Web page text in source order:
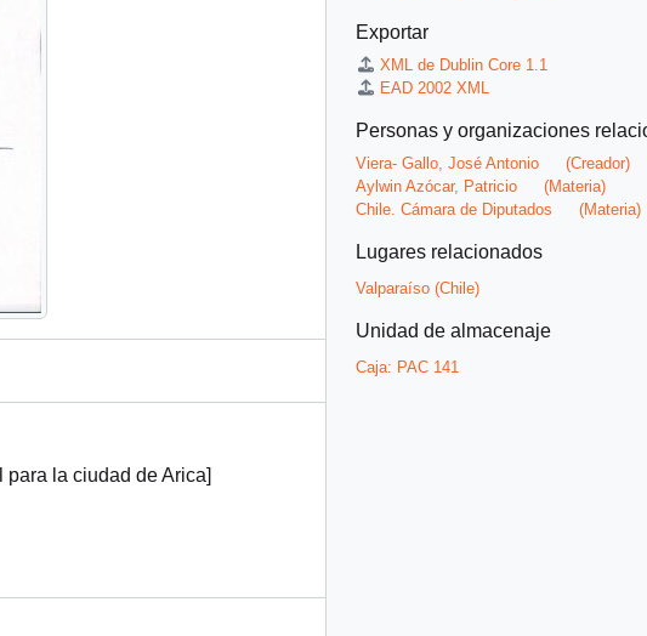
la ciudad de Arica]
Exportar
XML de Dublin Core 1.1
EAD 2002 XML
Personas y organizaciones
Viera- Gallo, José Antonio
(Creador)
Aylwin Azócar, Patricio
(Materia)
Chile. Cámara de Diputados
(Materia)
Lugares relacionados
Valparaíso (Chile)
Unidad de almacenaje
Caja: PAC 141